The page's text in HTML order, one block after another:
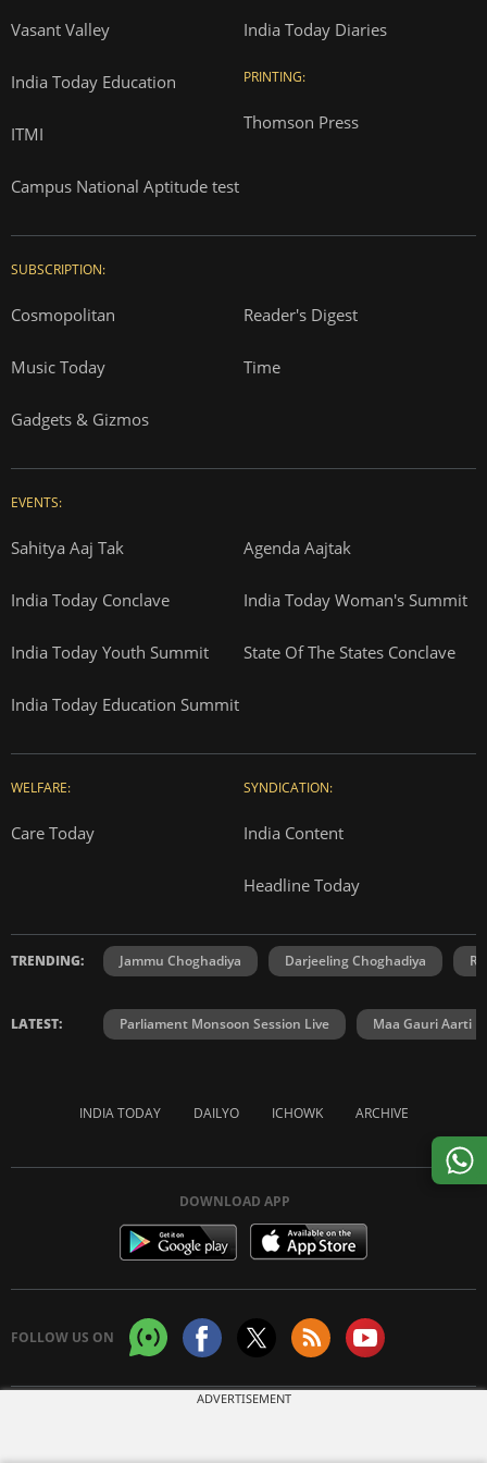
Vasant Valley
India Today Education
ITMI
Campus National Aptitude test
India Today Diaries
PRINTING:
Thomson Press
SUBSCRIPTION:
Cosmopolitan Reader's Digest
Music Today Time
Gadgets & Gizmos
EVENTS:
Sahitya Aaj Tak Agenda Aajtak
India Today Conclave India Today Woman's Summit
India Today Youth Summit State Of The States Conclave
India Today Education Summit
WELFARE:
Care Today
SYNDICATION:
India Content
Headline Today
TRENDING: Jammu Choghadiya Darjeeling Choghadiya
LATEST: Parliament Monsoon Session Live Maa Gauri Aarti
INDIA TODAY DAILYO ICHOWK ARCHIVE
DOWNLOAD APP
FOLLOW US ON
ADVERTISEMENT